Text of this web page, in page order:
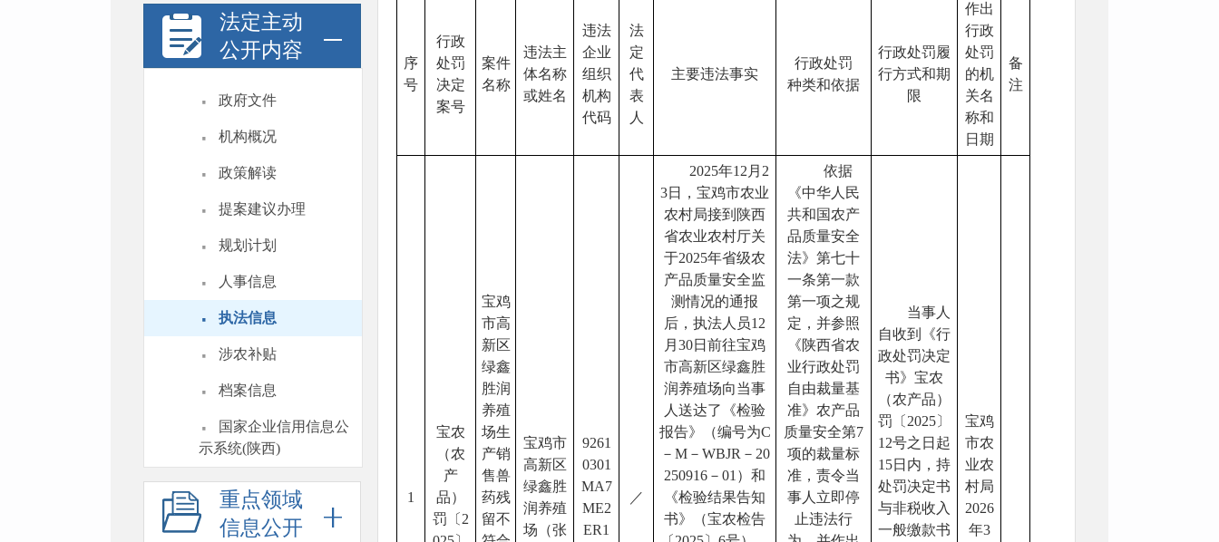
法定主动
公开内容
· 政府文件
· 机构概况
· 政策解读
· 提案建议办理
· 规划计划
· 人事信息
· 执法信息
· 涉农补贴
· 档案信息
·
国家企业信用信息公
示系统(陕西)
重点领域
信息公开
序
号
行政
处罚
决定
案号
案件
名称
违法主
体名称
或姓名
违法
企业
组织
机构
代码
法
定
代
表
人
主要违法事实
行政处罚
种类和依据
行政处罚履
行方式和期
限
作出
行政
处罚
的机
关名
称和
日期
备
注
1
宝农
（农
产
品）
罚〔2
宝鸡
市高
新区
绿鑫
胜润
养殖
场生
产销
售兽
药残
留不
宝鸡市
高新区
绿鑫胜
润养殖
场（张
9261
0301
MA7
ME2
ER1
／
2025年12月2
3日，宝鸡市农业
农村局接到陕西
省农业农村厅关
于2025年省级农
产品质量安全监
测情况的通报
后，执法人员12
月30日前往宝鸡
市高新区绿鑫胜
润养殖场向当事
人送达了《检验
报告》（编号为C
－M－WBJR－20
250916－01）和
《检验结果告知
书》（宝农检告
依据
《中华人民
共和国农产
品质量安全
法》第七十
一条第一款
第一项之规
定，并参照
《陕西省农
业行政处罚
自由裁量基
准》农产品
质量安全第7
项的裁量标
准，责令当
事人立即停
止违法行
当事人
自收到《行
政处罚决定
书》宝农
（农产品）
罚〔2025〕
12号之日起
15日内，持
处罚决定书
与非税收入
一般缴款书
宝鸡
市农
业农
村局
2026
年3